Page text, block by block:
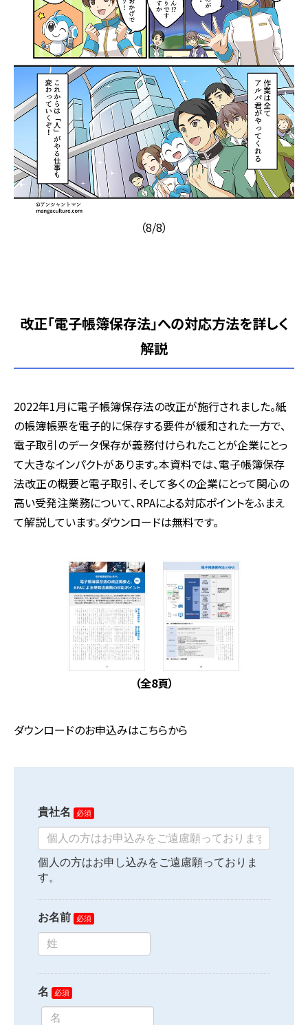
（8/8）
改正「電子帳簿保存法」への対応方法を詳しく
解説
2022年1月に電子帳簿保存法の改正が施行されました。紙
の帳簿帳票を電子的に保存する要件が緩和された一方で、
電子取引のデータ保存が義務付けられたことが企業にとっ
て大きなインパクトがあります。本資料では、電子帳簿保存
法改正の概要と電子取引、そして多くの企業にとって関心の
高い受発注業務について、RPAによる対応ポイントをふまえ
て解説しています。ダウンロードは無料です。
（全8頁）
ダウンロードのお申込みはこちらから